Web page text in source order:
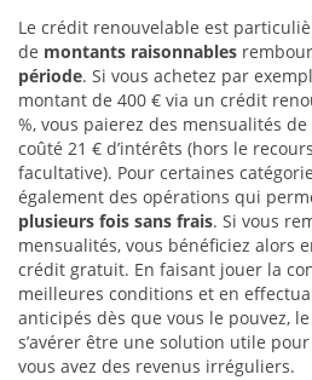
Le crédit renouvelable est
de montants raisonnables
période. Si vous achetez par
montant de 400 € via un crédit
%, vous paierez des mensualités
coûté 21 € d’intérêts (hors le
facultative). Pour certaines
également des opérations qui
plusieurs fois sans frais. Si vous
mensualités, vous bénéficiez alors
crédit gratuit. En faisant jouer la
meilleures conditions et en
anticipés dès que vous le pouvez,
s’avérer être une solution utile
vous avez des revenus irréguliers.